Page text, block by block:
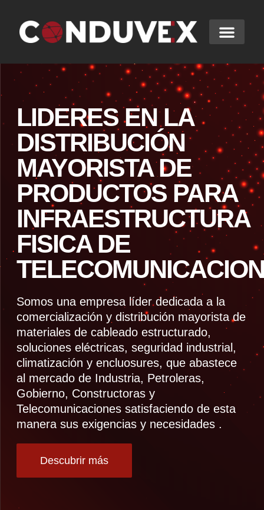
LIDERES EN LA
DISTRIBUCIÓN
MAYORISTA DE
PRODUCTOS PARA
INFRAESTRUCTURA
FISICA DE
Somos una empresa líder dedicada a la
comercialización y distribución mayorista de
materiales de cableado estructurado,
soluciones eléctricas, seguridad industrial,
climatización y encluosures, que abastece
al mercado de Industria, Petroleras,
Gobierno, Constructoras y
Telecomunicaciones satisfaciendo de esta
manera sus exigencias y necesidades .
Descubrir más